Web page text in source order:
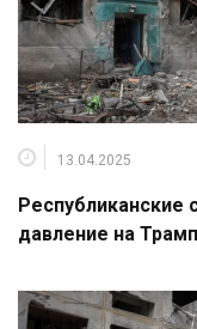
13.04.2025
Республиканские
давление на